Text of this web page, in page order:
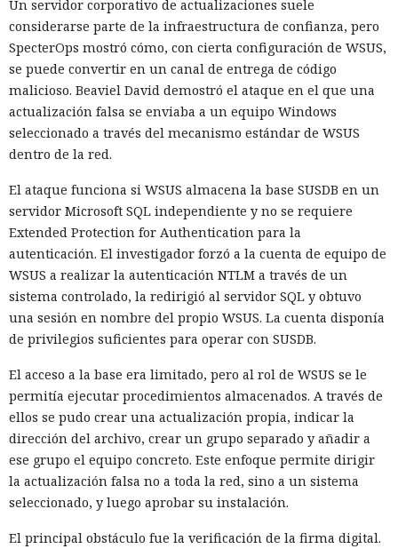
Un servidor corporativo de actualizaciones suele
considerarse parte de la infraestructura de confianza, pero
SpecterOps mostró cómo, con cierta configuración de WSUS,
se puede convertir en un canal de entrega de código
malicioso. Beaviel David demostró el ataque en el que una
actualización falsa se enviaba a un equipo Windows
seleccionado a través del mecanismo estándar de WSUS
dentro de la red.
El ataque funciona si WSUS almacena la base SUSDB en un
servidor Microsoft SQL independiente y no se requiere
Extended Protection for Authentication para la
autenticación. El investigador forzó a la cuenta de equipo de
WSUS a realizar la autenticación NTLM a través de un
sistema controlado, la redirigió al servidor SQL y obtuvo
una sesión en nombre del propio WSUS. La cuenta disponía
de privilegios suficientes para operar con SUSDB.
El acceso a la base era limitado, pero al rol de WSUS se le
permitía ejecutar procedimientos almacenados. A través de
ellos se pudo crear una actualización propia, indicar la
dirección del archivo, crear un grupo separado y añadir a
ese grupo el equipo concreto. Este enfoque permite dirigir
la actualización falsa no a toda la red, sino a un sistema
seleccionado, y luego aprobar su instalación.
El principal obstáculo fue la verificación de la firma digital.